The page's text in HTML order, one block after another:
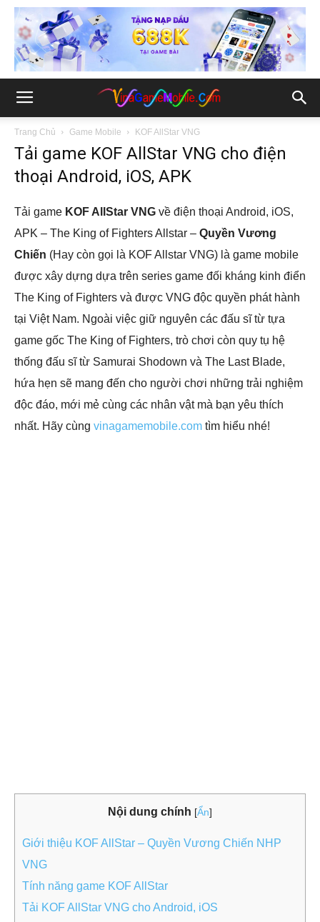
Trang Chủ Game Mobile KOF AllStar VNG
Tải game KOF AllStar VNG cho điện
thoại Android, iOS, APK
Tải game KOF AllStar VNG về điện thoại Android, iOS,
APK – The King of Fighters Allstar – Quyền Vương
Chiến (Hay còn gọi là KOF Allstar VNG) là game mobile
được xây dựng dựa trên series game đối kháng kinh điển
The King of Fighters và được VNG độc quyền phát hành
tại Việt Nam. Ngoài việc giữ nguyên các đấu sĩ từ tựa
game gốc The King of Fighters, trò chơi còn quy tụ hệ
thống đấu sĩ từ Samurai Shodown và The Last Blade,
hứa hẹn sẽ mang đến cho người chơi những trải nghiệm
độc đáo, mới mẻ cùng các nhân vật mà bạn yêu thích
nhất. Hãy cùng vinagamemobile.com tìm hiểu nhé!
Nội dung chính [Ẩn]
Giới thiệu KOF AllStar – Quyền Vương Chiến NHP
VNG
Tính năng game KOF AllStar
Tải KOF AllStar VNG cho Android, iOS